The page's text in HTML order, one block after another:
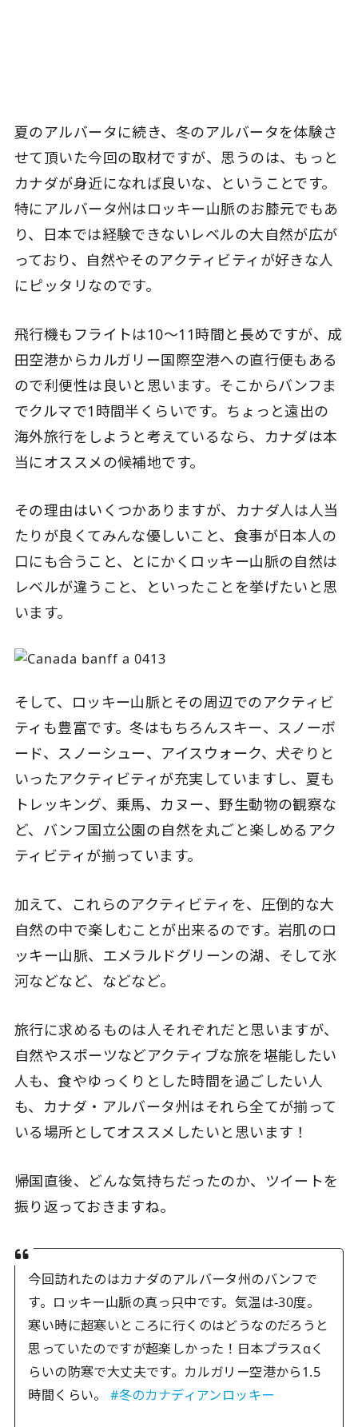
夏のアルバータに続き、冬のアルバータを体験さ
せて頂いた今回の取材ですが、思うのは、もっと
カナダが身近になれば良いな、ということです。
特にアルバータ州はロッキー山脈のお膝元でもあ
り、日本では経験できないレベルの大自然が広が
っており、自然やそのアクティビティが好きな人
にピッタリなのです。
飛行機もフライトは10〜11時間と長めですが、成
田空港からカルガリー国際空港への直行便もある
ので利便性は良いと思います。そこからバンフま
でクルマで1時間半くらいです。ちょっと遠出の
海外旅行をしようと考えているなら、カナダは本
当にオススメの候補地です。
その理由はいくつかありますが、カナダ人は人当
たりが良くてみんな優しいこと、食事が日本人の
口にも合うこと、とにかくロッキー山脈の自然は
レベルが違うこと、といったことを挙げたいと思
います。
そして、ロッキー山脈とその周辺でのアクティビ
ティも豊富です。冬はもちろんスキー、スノーボ
ード、スノーシュー、アイスウォーク、犬ぞりと
いったアクティビティが充実していますし、夏も
トレッキング、乗馬、カヌー、野生動物の観察な
ど、バンフ国立公園の自然を丸ごと楽しめるアク
ティビティが揃っています。
加えて、これらのアクティビティを、圧倒的な大
自然の中で楽しむことが出来るのです。岩肌のロ
ッキー山脈、エメラルドグリーンの湖、そして氷
河などなど、などなど。
旅行に求めるものは人それぞれだと思いますが、
自然やスポーツなどアクティブな旅を堪能したい
人も、食やゆっくりとした時間を過ごしたい人
も、カナダ・アルバータ州はそれら全てが揃って
いる場所としてオススメしたいと思います！
帰国直後、どんな気持ちだったのか、ツイートを
振り返っておきますね。
今回訪れたのはカナダのアルバータ州のバンフで
す。ロッキー山脈の真っ只中です。気温は-30度。
寒い時に超寒いところに行くのはどうなのだろうと
思っていたのですが超楽しかった！日本プラスαく
らいの防寒で大丈夫です。カルガリー空港から1.5
時間くらい。#冬のカナディアンロッキー